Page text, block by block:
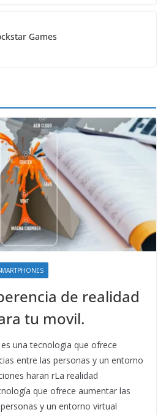
Games
de realidad
tu movil.
una tecnologia que ofrece
entre las personas y un entorno
haran rLa realidad
que ofrece aumentar las
y un entorno virtual